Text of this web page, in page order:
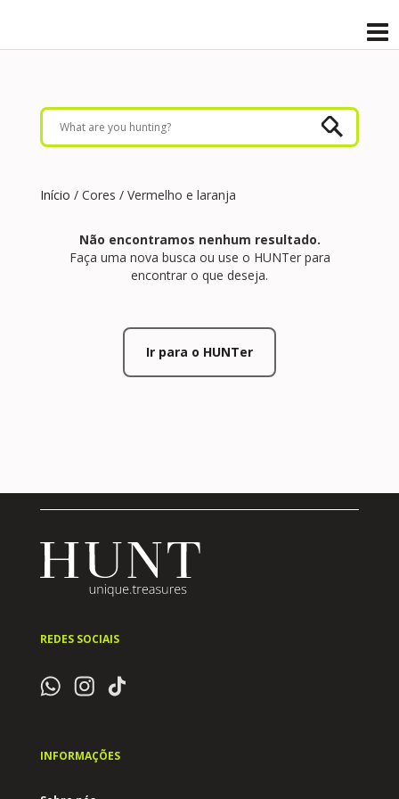
Início / Cores / Vermelho e laranja
Não encontramos nenhum resultado.
Faça uma nova busca ou use o HUNTer para
encontrar o que deseja.
Ir para o HUNTer
REDES SOCIAIS
INFORMAÇÕES